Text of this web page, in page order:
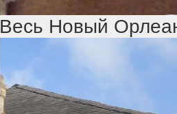
Весь Новый